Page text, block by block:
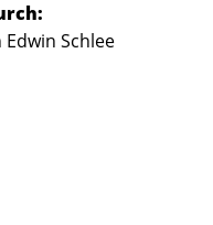
Schlee